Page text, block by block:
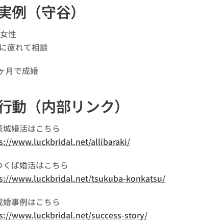
例（守谷）
性
疲れて相談
月で成婚
動（内部リンク）
城婚活はこちら
www.luckbridal.net/allibaraki/
くば婚活はこちら
www.luckbridal.net/tsukuba-konkatsu/
婚事例はこちら
www.luckbridal.net/success-story/